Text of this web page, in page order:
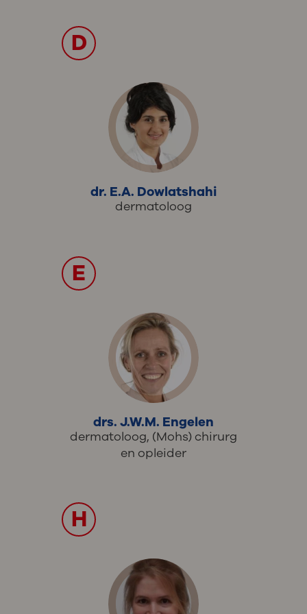
D
dr. E.A. Dowlatshahi
dermatoloog
E
drs. J.W.M. Engelen
dermatoloog, (Mohs) chirurg
en opleider
H